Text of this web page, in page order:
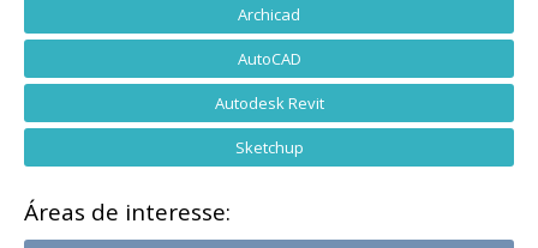
Archicad
AutoCAD
Autodesk Revit
Sketchup
Áreas de interesse: